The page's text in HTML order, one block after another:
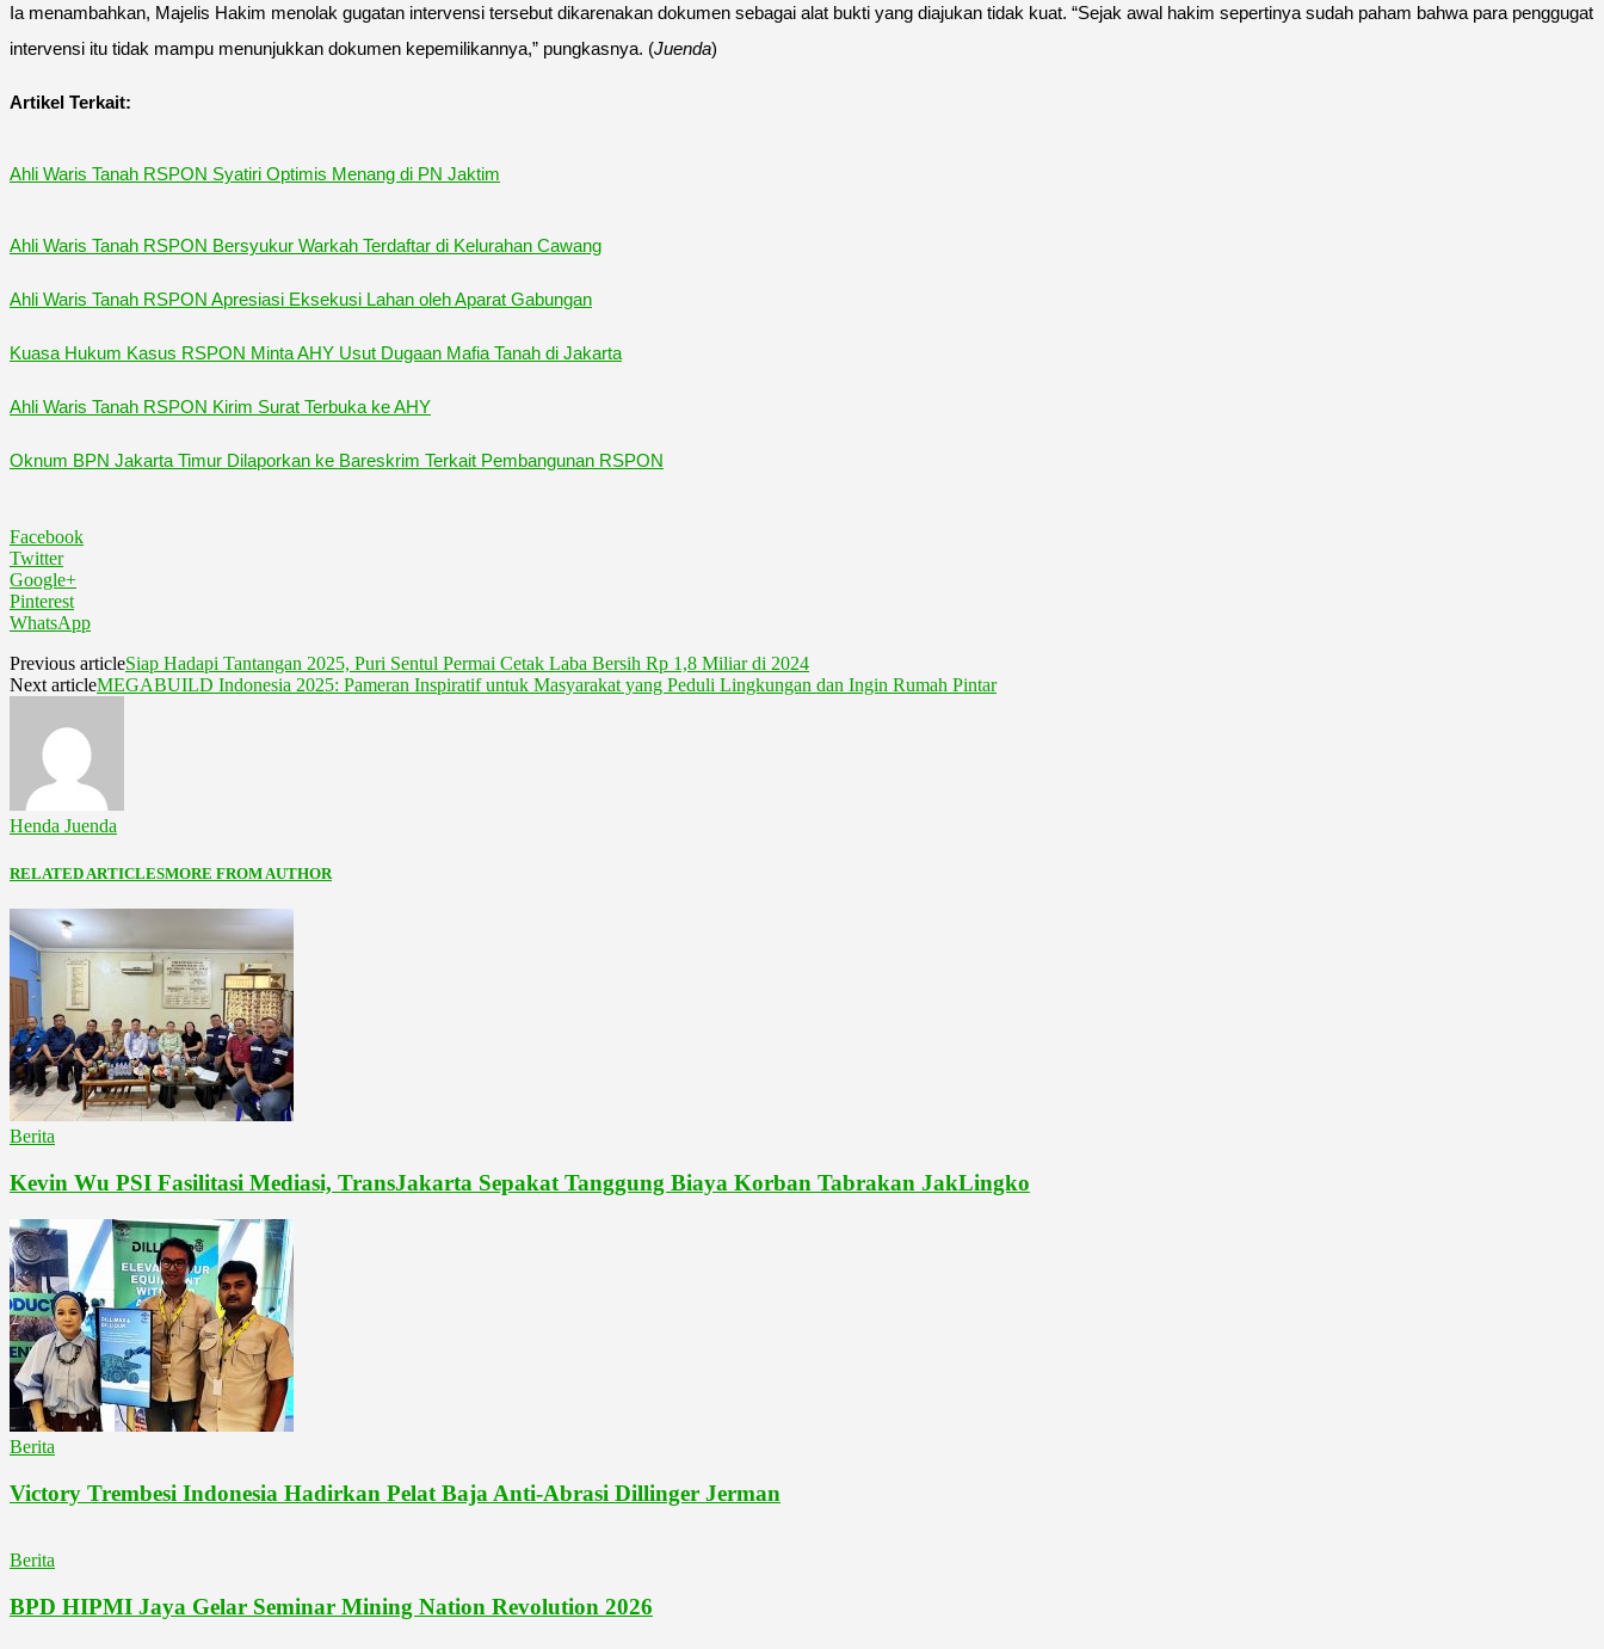
Ia menambahkan, Majelis Hakim menolak gugatan intervensi tersebut dikarenakan dokumen sebagai alat bukti yang diajukan tidak kuat. “Sejak awal hakim sepertinya sudah paham bahwa para penggugat
intervensi itu tidak mampu menunjukkan dokumen kepemilikannya,” pungkasnya. (Juenda)
Artikel Terkait:
Ahli Waris Tanah RSPON Syatiri Optimis Menang di PN Jaktim
Ahli Waris Tanah RSPON Bersyukur Warkah Terdaftar di Kelurahan Cawang
Ahli Waris Tanah RSPON Apresiasi Eksekusi Lahan oleh Aparat Gabungan
Kuasa Hukum Kasus RSPON Minta AHY Usut Dugaan Mafia Tanah di Jakarta
Ahli Waris Tanah RSPON Kirim Surat Terbuka ke AHY
Oknum BPN Jakarta Timur Dilaporkan ke Bareskrim Terkait Pembangunan RSPON
Facebook
Twitter
Google+
Pinterest
WhatsApp
Previous articleSiap Hadapi Tantangan 2025, Puri Sentul Permai Cetak Laba Bersih Rp 1,8 Miliar di 2024
Next articleMEGABUILD Indonesia 2025: Pameran Inspiratif untuk Masyarakat yang Peduli Lingkungan dan Ingin Rumah Pintar
Henda Juenda
RELATED ARTICLESMORE FROM AUTHOR
Berita
Kevin Wu PSI Fasilitasi Mediasi, TransJakarta Sepakat Tanggung Biaya Korban Tabrakan JakLingko
Berita
Victory Trembesi Indonesia Hadirkan Pelat Baja Anti-Abrasi Dillinger Jerman
Berita
BPD HIPMI Jaya Gelar Seminar Mining Nation Revolution 2026